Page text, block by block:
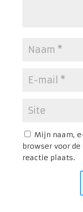
Mijn naam,
browser voor
reactie plaats.